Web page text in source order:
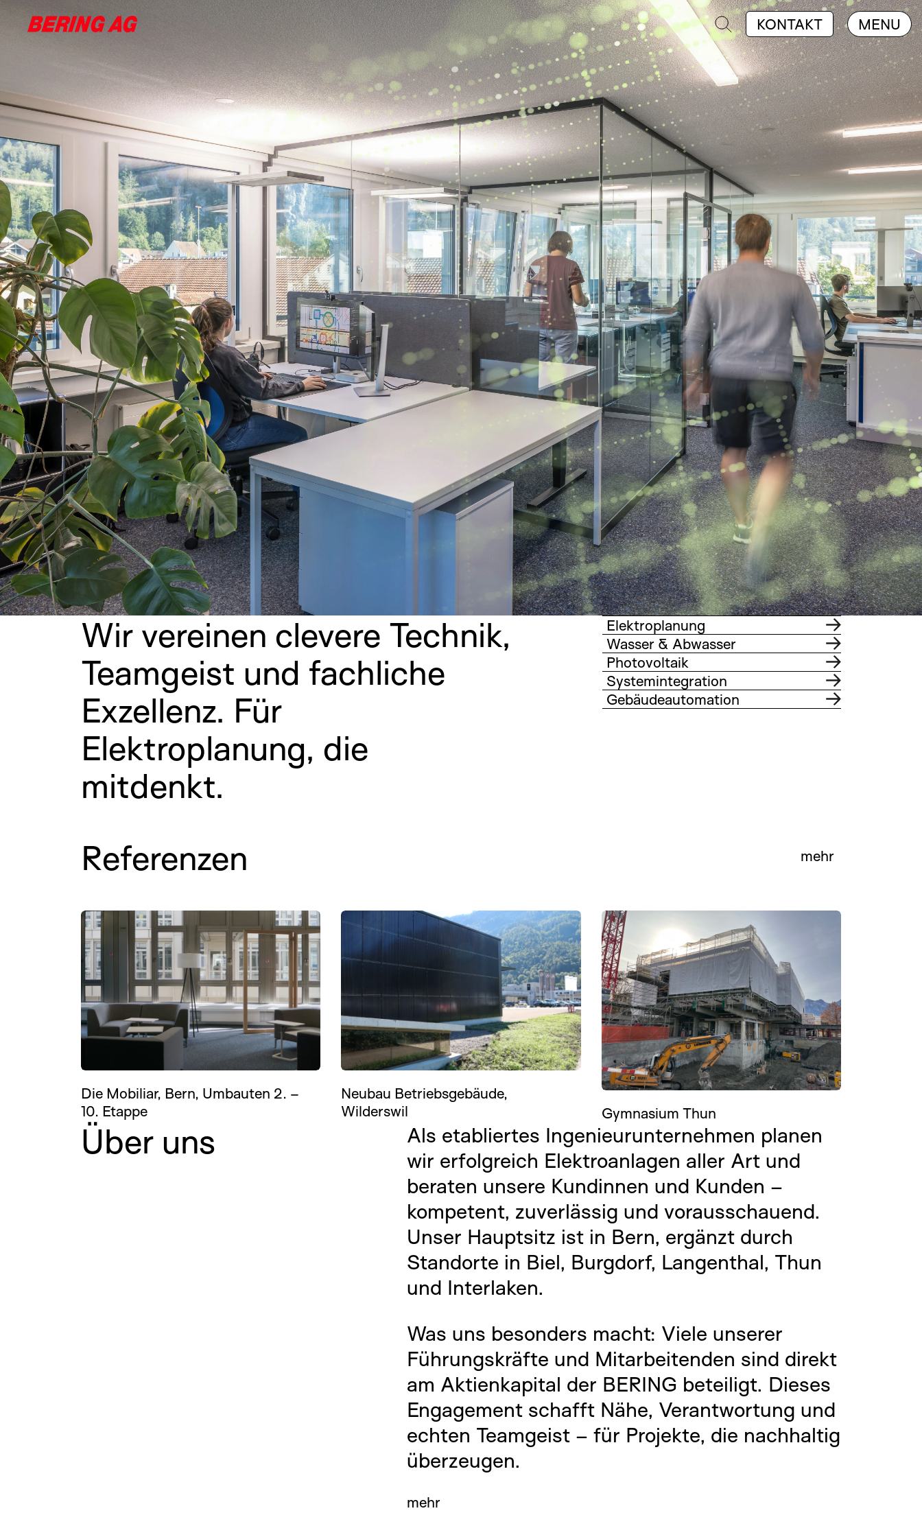
KONTAKT
MENU
Kompetenzen
Referenzen Über uns Karriere
Wir vereinen clevere Technik,
Teamgeist und fachliche
Exzellenz. Für
Elektroplanung, die
mitdenkt.
Elektroplanung
Wasser & Abwasser
Photovoltaik
Systemintegration
Gebäudeautomation
Referenzen mehr
Die Mobiliar, Bern, Umbauten 2. – 10. Etappe
Die Mobiliar, Bern, Umbauten 2. –
10. Etappe
Neubau Betriebsgebäude, Wilderswil
Neubau Betriebsgebäude,
Wilderswil
Gymnasium Thun
Gymnasium Thun
Über uns
Als etabliertes Ingenieurunternehmen planen
wir erfolgreich Elektroanlagen aller Art und
beraten unsere Kundinnen und Kunden –
kompetent, zuverlässig und vorausschauend.
Unser Hauptsitz ist in Bern, ergänzt durch
Standorte in Biel, Burgdorf, Langenthal, Thun
und Interlaken.
Was uns besonders macht: Viele unserer
Führungskräfte und Mitarbeitenden sind direkt
am Aktienkapital der BERING beteiligt. Dieses
Engagement schafft Nähe, Verantwortung und
echten Teamgeist – für Projekte, die nachhaltig
überzeugen.
mehr